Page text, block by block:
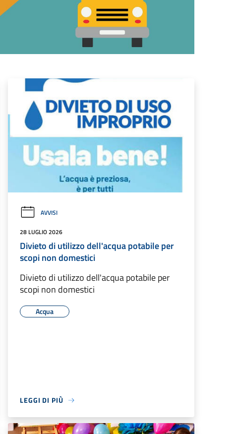
AVVISI
28 LUGLIO 2026
Divieto di utilizzo dell'acqua potabile per
scopi non domestici
Divieto di utilizzo dell'acqua potabile per
scopi non domestici
Acqua
LEGGI DI PIÙ